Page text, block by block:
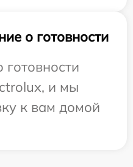
о готовности
и мы
к вам домой